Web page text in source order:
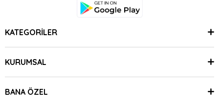
KATEGORİLER
KURUMSAL
BANA ÖZEL